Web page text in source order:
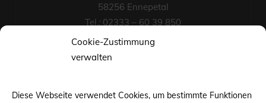
Cookie-Zustimmung
verwalten
Diese Webseite verwendet Cookies, um bestimmte Funktionen
58256 Ennepetal
Tel.: 02333 – 60 39 850
Fax-Nr.: 02333 – 60 39 852